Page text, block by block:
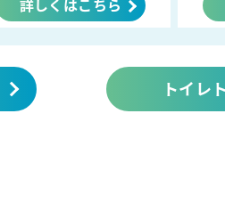
トイレ